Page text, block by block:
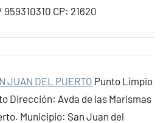
CP: 21620
JUAN DEL PUERTO Punto Limpio
Dirección: Avda de las Marismas
Municipio: San Juan del